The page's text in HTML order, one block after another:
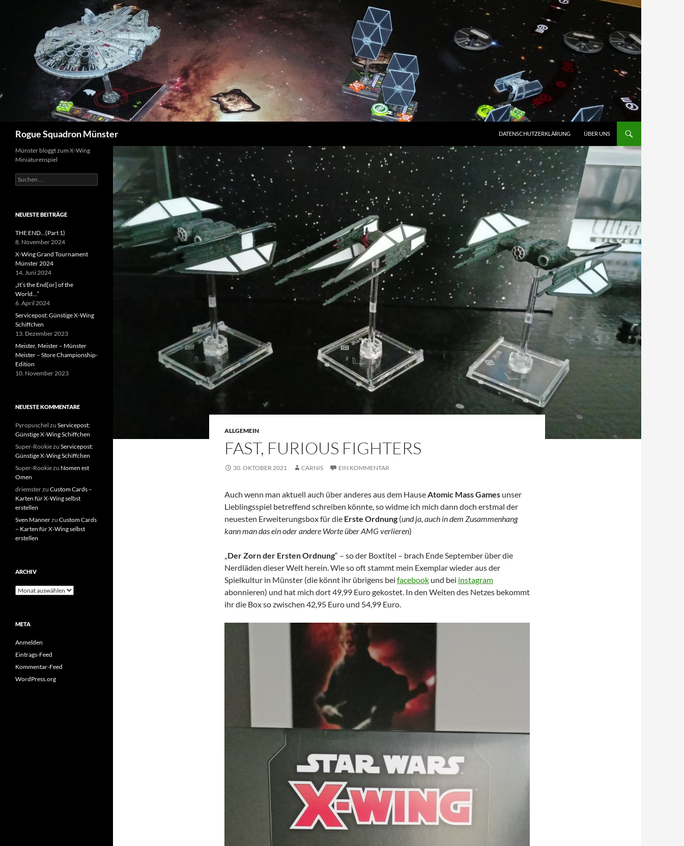
Rogue Squadron Münster
DATENSCHUTZERKLÄRUNG
ÜBER UNS
ALLGEMEIN
FAST, FURIOUS FIGHTERS
30. OKTOBER 2021 CARNIS EIN KOMMENTAR
Auch wenn man aktuell auch über anderes aus dem HauseAtomic Mass Games unser
Lieblingsspiel betreffend schreiben könnte, so widme ich mich dann doch erstmal der
neuesten Erweiterungsbox für die Erste Ordnung (und ja, auch in dem Zusammenhang
kann man das ein oder andere Worte über AMG verlieren)
„Der Zorn der Ersten Ordnung“ – so der Boxtitel – brach Ende September über die
Nerdläden dieser Welt herein. Wie so oft stammt mein Exemplar wieder aus der
Spielkultur in Münster (die könnt ihr übrigens bei facebook und bei instagram
abonnieren) und hat mich dort 49,99 Euro gekostet. In den Weiten des Netzes bekommt
ihr die Box so zwischen 42,95 Euro und 54,99 Euro.
Münster bloggt zum X-Wing
Miniaturenspiel
Suchen
nach:
NEUESTE BEITRÄGE
THE END…(Part 1)
8. November 2024
X-Wing Grand Tournament
Münster 2024
14. Juni 2024
„It’s the End[or] of the
World…“
6. April 2024
Servicepost: Günstige X-Wing
Schiffchen
13. Dezember 2023
Meister, Meister – Münster
Meister – Store Championship-
Edition
10. November 2023
NEUESTE KOMMENTARE
Pyropuschel zu Servicepost:
Günstige X-Wing Schiffchen
Super-Rookiezu Servicepost:
Günstige X-Wing Schiffchen
Super-Rookiezu Nomen est
Omen
driemsterzu Custom Cards –
Karten für X-Wing selbst
erstellen
Sven Mannerzu Custom Cards
– Karten für X-Wing selbst
erstellen
ARCHIV
Archiv
META
Anmelden
Eintrags-Feed
Kommentar-Feed
WordPress.org